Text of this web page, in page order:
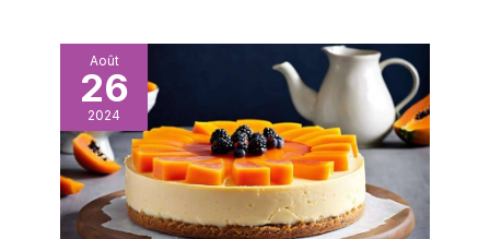
anniversaires, les
banquets, les
rassemblements, les
mariages et diverses
fêtes, telles que la Saint-
Valentin, Pâques,
Halloween, Thanksgiving,
etc.
Diamètre : 33 cm/13
pouces, conception sur
les côtés larges, peut
éviter les déversements
et garder la table à
manger propre, 12
assiettes de
présentation dorées
Août
26
2024